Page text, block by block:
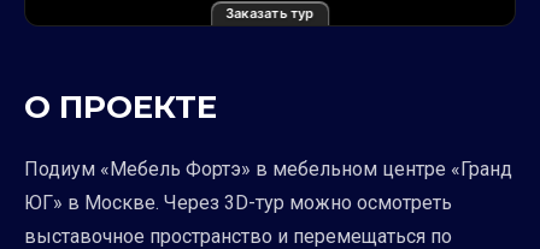
Заказать тур
О ПРОЕКТЕ
Подиум «Мебель Фортэ» в мебельном центре «Гранд
ЮГ» в Москве. Через 3D-тур можно осмотреть
выставочное пространство и перемещаться по